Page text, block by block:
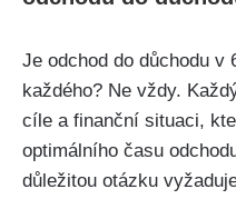
Je odchod do důchodu v
každého? Ne vždy.
cíle a finanční situaci,
optimálního času
důležitou otázku